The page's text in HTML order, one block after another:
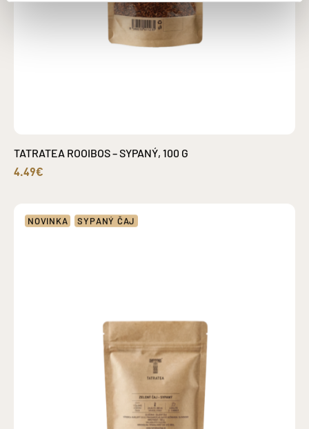
TATRATEA ROOIBOS – SYPANÝ, 100 G
4.49€
NOVINKA SYPANÝ ČAJ